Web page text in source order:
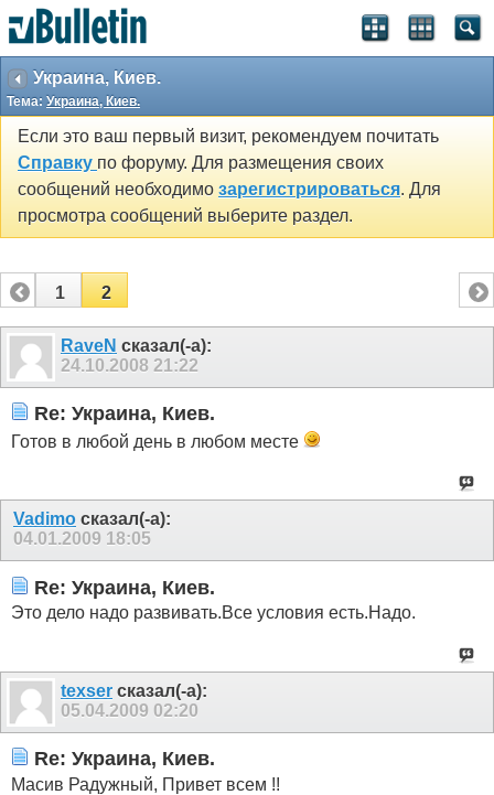
Украина, Киев.
Тема: Украина, Киев.
Если это ваш первый визит, рекомендуем почитать
Справку по форуму. Для размещения своих
сообщений необходимо зарегистрироваться. Для
просмотра сообщений выберите раздел.
1 2
RaveN сказал(-а):
24.10.2008 21:22
Re: Украина, Киев.
Готов в любой день в любом месте
Vadimo сказал(-а):
04.01.2009 18:05
Re: Украина, Киев.
Это дело надо развивать.Все условия есть.Надо.
texser сказал(-а):
05.04.2009 02:20
Re: Украина, Киев.
Масив Радужный, Привет всем !!